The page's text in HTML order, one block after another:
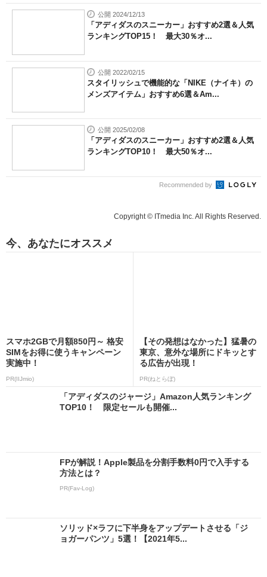
公開 2024/12/13
「アディダスのスニーカー」おすすめ2選＆人気
ランキングTOP15！ 最大30％オ...
公開 2022/02/15
スタイリッシュで機能的な「NIKE（ナイキ）の
メンズアイテム」おすすめ6選＆Am...
公開 2025/02/08
「アディダスのスニーカー」おすすめ2選＆人気
ランキングTOP10！ 最大50％オ...
Recommended by
Copyright © ITmedia Inc. All Rights Reserved.
今、あなたにオススメ
スマホ2GBで月額850円～ 格安
SIMをお得に使うキャンペーン
実施中！
PR(IIJmio)
【その発想はなかった】猛暑の
東京、意外な場所にドキッとす
る広告が出現！
PR(ねとらぼ)
「アディダスのジャージ」Amazon人気ランキング
TOP10！ 限定セールも開催...
FPが解説！Apple製品を分割手数料0円で入手する
方法とは？
PR(Fav-Log)
ソリッド×ラフに下半身をアップデートさせる「ジ
ョガーパンツ」5選！【2021年5...